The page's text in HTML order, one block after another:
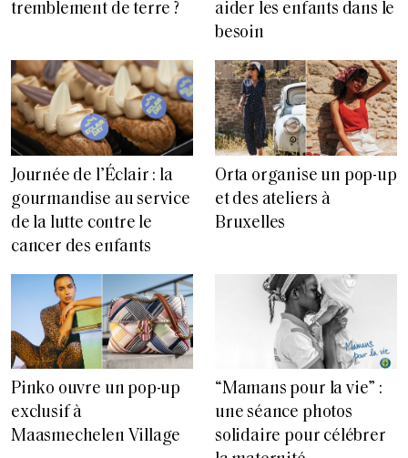
tremblement de terre ?
aider les enfants dans le
besoin
Journée de l’Éclair : la
gourmandise au service
de la lutte contre le
cancer des enfants
Orta organise un pop-up
et des ateliers à
Bruxelles
Pinko ouvre un pop-up
exclusif à
Maasmechelen Village
“Mamans pour la vie” :
une séance photos
solidaire pour célébrer